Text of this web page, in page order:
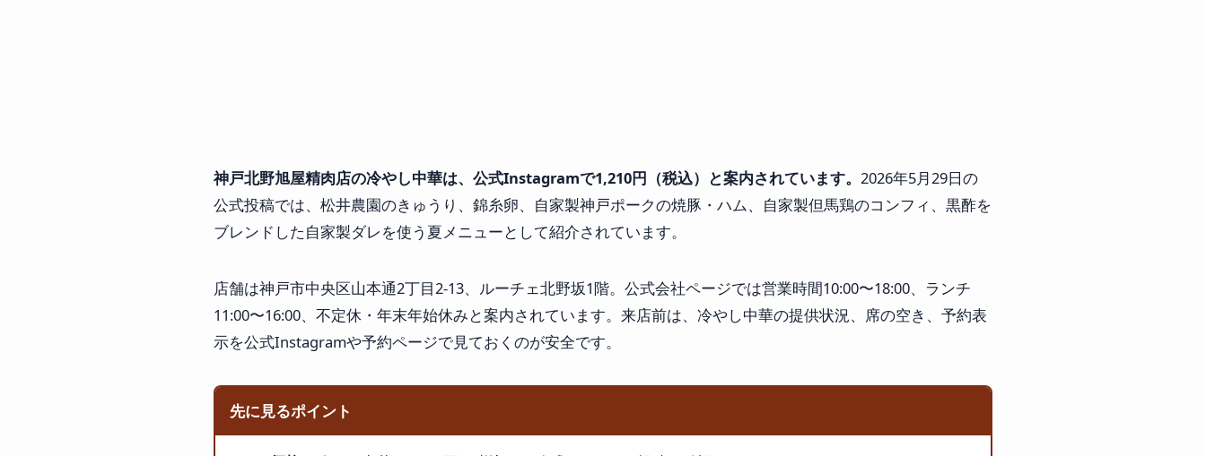
神戸北野旭屋精肉店の冷やし中華は、公式Instagramで1,210円（税込）と案内されています。 2026年5月29日の
公式投稿では、松井農園のきゅうり、錦糸卵、自家製神戸ポークの焼豚・ハム、自家製但馬鶏のコンフィ、黒酢を
ブレンドした自家製ダレを使う夏メニューとして紹介されています。
店舗は神戸市中央区山本通2丁目2-13、ルーチェ北野坂1階。公式会社ページでは営業時間10:00〜18:00、ランチ
11:00〜16:00、不定休・年末年始休みと案内されています。来店前は、冷やし中華の提供状況、席の空き、予約表
示を公式Instagramや予約ページで見ておくのが安全です。
先に見るポイント